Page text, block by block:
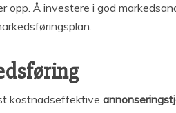
opp. Å investere i god
kostnadseffektive